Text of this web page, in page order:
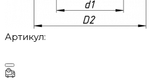
Артикул: